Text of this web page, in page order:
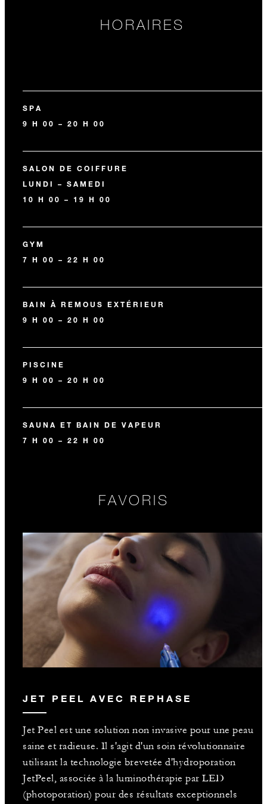
HORAIRES
SPA
9 H 00 – 20 H 00
SALON DE COIFFURE
LUNDI – SAMEDI
10 H 00 – 19 H 00
GYM
7 H 00 – 22 H 00
BAIN À REMOUS EXTÉRIEUR
9 H 00 – 20 H 00
PISCINE
9 H 00 – 20 H 00
SAUNA ET BAIN DE VAPEUR
7 H 00 – 22 H 00
FAVORIS
JET PEEL AVEC REPHASE
Jet Peel est une solution non invasive pour une peau
saine et radieuse. Il s'agit d'un soin révolutionnaire
utilisant la technologie brevetée d'hydroporation
JetPeel, associée à la luminothérapie par LED
(photoporation) pour des résultats exceptionnels